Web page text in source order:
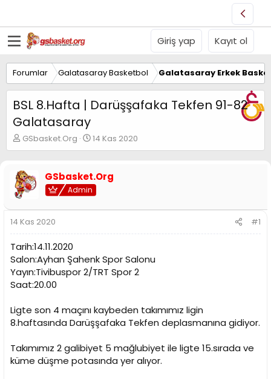
Giriş yap Kayıt ol
Forumlar Galatasaray Basketbol Galatasaray Erkek
BSL 8.Hafta | Darüşşafaka Tekfen 91-82
Galatasaray
K
o
u
y
u
a
ş
l
a
t
a
n
GSbasket.Org
B
a
a
n
ı
t
r
i
h
14 Kas 2020
GSbasket.Org
Admin
14 Kas 2020 #1
Tarih:14.11.2020
Salon:Ayhan Şahenk Spor Salonu
Yayın:Tivibuspor 2/TRT Spor 2
Saat:20.00
Ligte son 4 maçını kaybeden takımımız ligin
8.haftasında Darüşşafaka Tekfen deplasmanına gidiyor.
Takımımız 2 galibiyet 5 mağlubiyet ile ligte 15.sırada ve
küme düşme potasında yer alıyor.